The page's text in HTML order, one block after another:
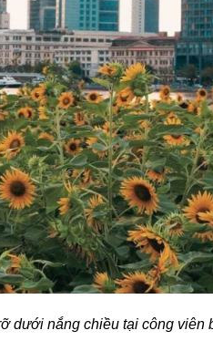
dưới nắng chiều tại công viên